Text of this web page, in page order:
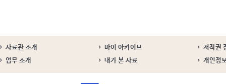
사료관 소개 마이 아카이브
저작권
업무 소개
내가 본 사료 개인정